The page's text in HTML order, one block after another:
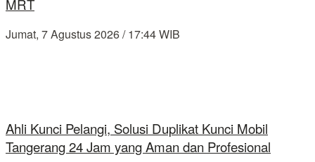
MRT
Jumat, 7 Agustus 2026 / 17:44 WIB
Ahli Kunci Pelangi, Solusi Duplikat Kunci Mobil
Tangerang 24 Jam yang Aman dan Profesional